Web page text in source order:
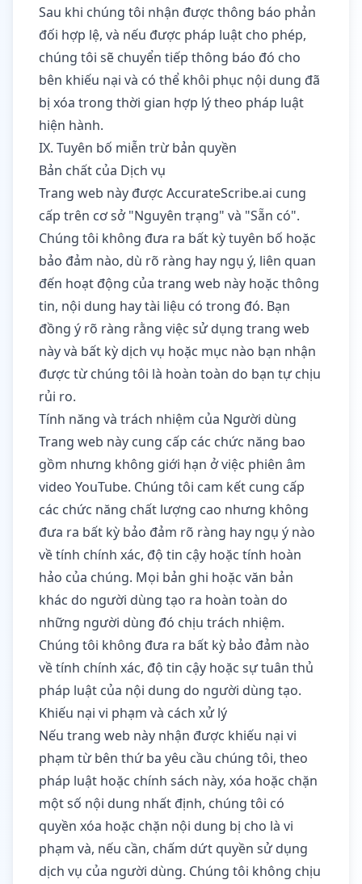
Sau khi chúng tôi nhận được thông báo phản
đối hợp lệ, và nếu được pháp luật cho phép,
chúng tôi sẽ chuyển tiếp thông báo đó cho
bên khiếu nại và có thể khôi phục nội dung đã
bị xóa trong thời gian hợp lý theo pháp luật
hiện hành.
IX. Tuyên bố miễn trừ bản quyền
Bản chất của Dịch vụ
Trang web này được AccurateScribe.ai cung
cấp trên cơ sở "Nguyên trạng" và "Sẵn có".
Chúng tôi không đưa ra bất kỳ tuyên bố hoặc
bảo đảm nào, dù rõ ràng hay ngụ ý, liên quan
đến hoạt động của trang web này hoặc thông
tin, nội dung hay tài liệu có trong đó. Bạn
đồng ý rõ ràng rằng việc sử dụng trang web
này và bất kỳ dịch vụ hoặc mục nào bạn nhận
được từ chúng tôi là hoàn toàn do bạn tự chịu
rủi ro.
Tính năng và trách nhiệm của Người dùng
Trang web này cung cấp các chức năng bao
gồm nhưng không giới hạn ở việc phiên âm
video YouTube. Chúng tôi cam kết cung cấp
các chức năng chất lượng cao nhưng không
đưa ra bất kỳ bảo đảm rõ ràng hay ngụ ý nào
về tính chính xác, độ tin cậy hoặc tính hoàn
hảo của chúng. Mọi bản ghi hoặc văn bản
khác do người dùng tạo ra hoàn toàn do
những người dùng đó chịu trách nhiệm.
Chúng tôi không đưa ra bất kỳ bảo đảm nào
về tính chính xác, độ tin cậy hoặc sự tuân thủ
pháp luật của nội dung do người dùng tạo.
Khiếu nại vi phạm và cách xử lý
Nếu trang web này nhận được khiếu nại vi
phạm từ bên thứ ba yêu cầu chúng tôi, theo
pháp luật hoặc chính sách này, xóa hoặc chặn
một số nội dung nhất định, chúng tôi có
quyền xóa hoặc chặn nội dung bị cho là vi
phạm và, nếu cần, chấm dứt quyền sử dụng
dịch vụ của người dùng. Chúng tôi không chịu